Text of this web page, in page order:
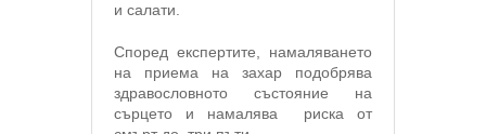
и салати.
Според експертите, намаляването
на приема на захар подобрява
здравословното състояние на
сърцето и намалява риска от